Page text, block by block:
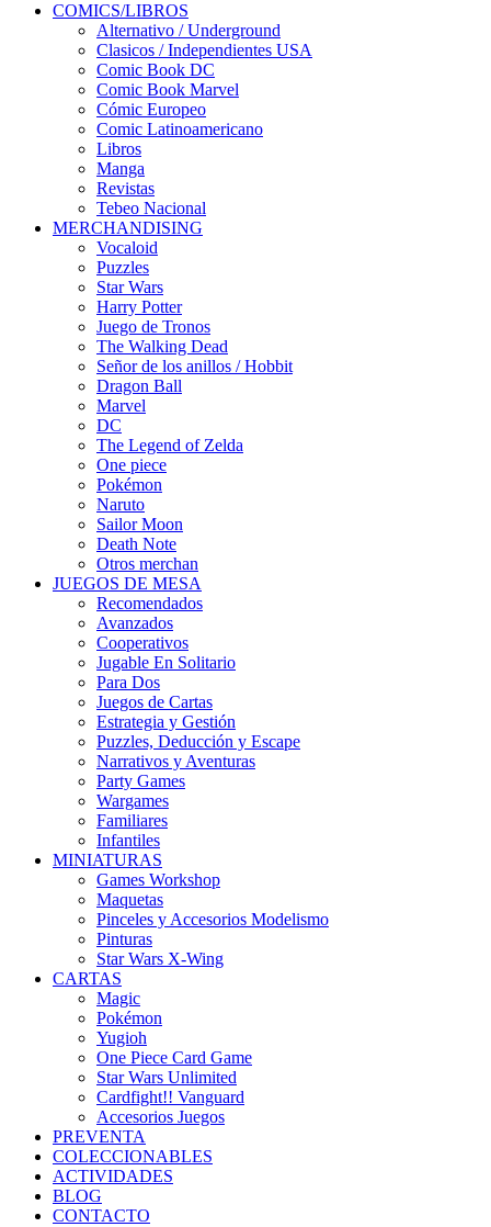
COMICS/LIBROS
Alternativo / Underground
Clasicos / Independientes USA
Comic Book DC
Comic Book Marvel
Cómic Europeo
Comic Latinoamericano
Libros
Manga
Revistas
Tebeo Nacional
MERCHANDISING
Vocaloid
Puzzles
Star Wars
Harry Potter
Juego de Tronos
The Walking Dead
Señor de los anillos / Hobbit
Dragon Ball
Marvel
DC
The Legend of Zelda
One piece
Pokémon
Naruto
Sailor Moon
Death Note
Otros merchan
JUEGOS DE MESA
Recomendados
Avanzados
Cooperativos
Jugable En Solitario
Para Dos
Juegos de Cartas
Estrategia y Gestión
Puzzles, Deducción y Escape
Narrativos y Aventuras
Party Games
Wargames
Familiares
Infantiles
MINIATURAS
Games Workshop
Maquetas
Pinceles y Accesorios Modelismo
Pinturas
Star Wars X-Wing
CARTAS
Magic
Pokémon
Yugioh
One Piece Card Game
Star Wars Unlimited
Cardfight!! Vanguard
Accesorios Juegos
PREVENTA
COLECCIONABLES
ACTIVIDADES
BLOG
CONTACTO